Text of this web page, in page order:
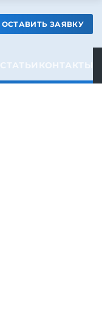
ОСТАВИТЬ ЗАЯВКУ
СТАТЬИ КОНТАКТЫ